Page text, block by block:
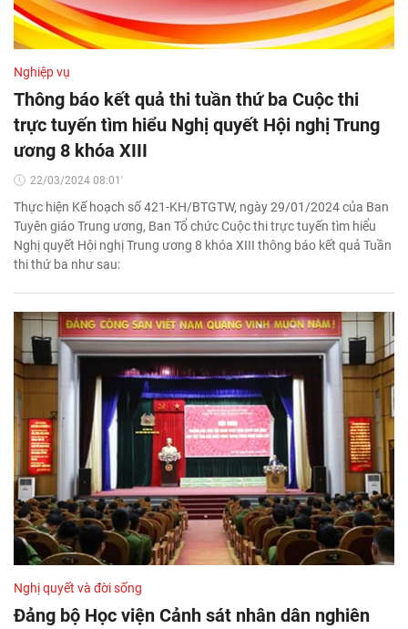
Nghiệp vụ
Thông báo kết quả thi tuần thứ ba Cuộc thi
trực tuyến tìm hiểu Nghị quyết Hội nghị Trung
ương 8 khóa XIII
22/03/2024 08:01'
Thực hiện Kế hoạch số 421-KH/BTGTW, ngày 29/01/2024 của Ban
Tuyên giáo Trung ương, Ban Tổ chức Cuộc thi trực tuyến tìm hiểu
Nghị quyết Hội nghị Trung ương 8 khóa XIII thông báo kết quả Tuần
thi thứ ba như sau:
Nghị quyết và đời sống
Đảng bộ Học viện Cảnh sát nhân dân nghiên